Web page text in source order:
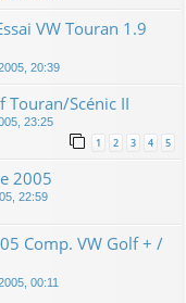
VW Touran 1.9
20:39
Scénic II
23:25
1 2 3 4 5
2005
22:59
Comp. VW Golf + /
00:11